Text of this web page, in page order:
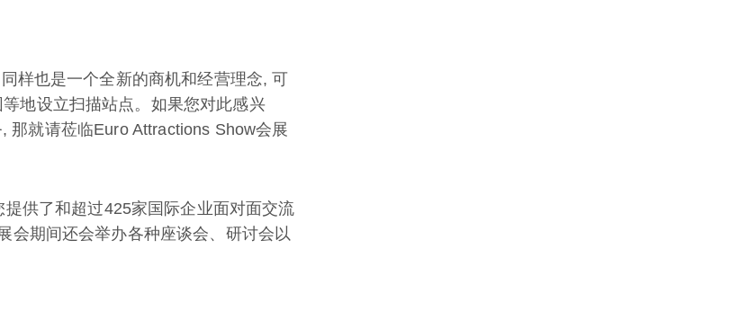
样也是一个全新的商机和经营理念, 可
地设立扫描站点。如果您对此感兴
那就请莅临Euro Attractions Show会展
供了和超过425家国际企业面对面交流
会期间还会举办各种座谈会、研讨会以